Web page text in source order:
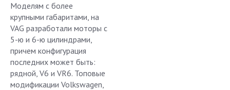
Моделям с более
крупными габаритами, на
VAG разработали моторы с
5-ю и 6-ю цилиндрами,
причем конфигурация
последних может быть:
рядной, V6 и VR6. Топовые
модификации Volkswagen,